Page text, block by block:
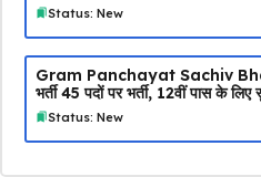
Status: New
Gram Panchayat Sachiv
भर्ती 45 पदों पर भर्ती, 12वीं पास के
Status: New